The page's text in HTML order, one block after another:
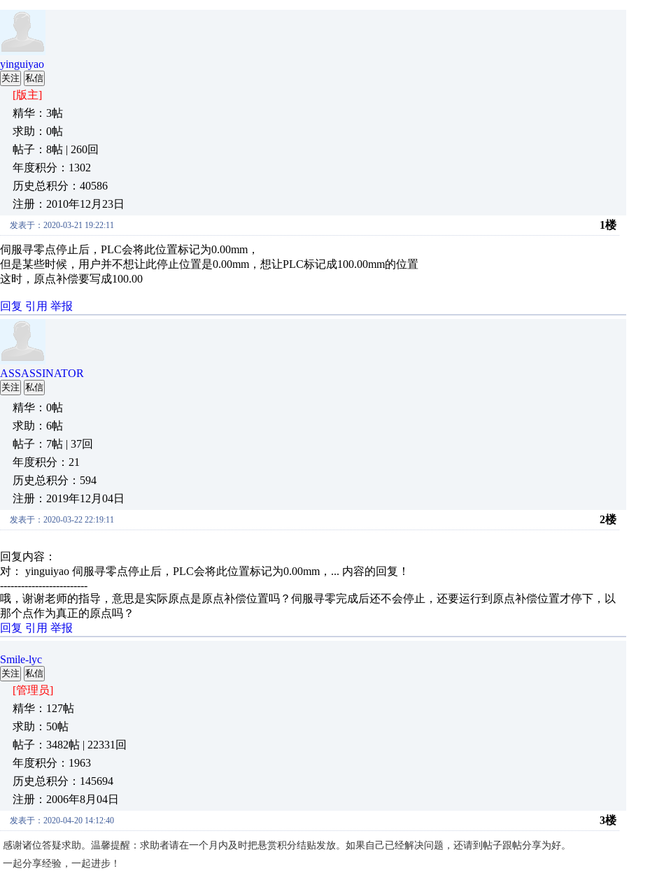
yinguiyao
关注 私信
[版主]
精华：3帖
求助：0帖
帖子：8帖 | 260回
年度积分：1302
历史总积分：40586
注册：2010年12月23日
发表于：2020-03-21 19:22:11 1楼
伺服寻零点停止后，PLC会将此位置标记为0.00mm，
但是某些时候，用户并不想让此停止位置是0.00mm，想让PLC标记成100.00mm的位置
这时，原点补偿要写成100.00
回复 引用 举报
ASSASSINATOR
关注 私信
精华：0帖
求助：6帖
帖子：7帖 | 37回
年度积分：21
历史总积分：594
注册：2019年12月04日
发表于：2020-03-22 22:19:11 2楼
回复内容：
对： yinguiyao 伺服寻零点停止后，PLC会将此位置标记为0.00mm，... 内容的回复！
-------------------------
哦，谢谢老师的指导，意思是实际原点是原点补偿位置吗？伺服寻零完成后还不会停止，还要运行到原点补偿位置才停下，以
那个点作为真正的原点吗？
回复 引用 举报
Smile-lyc
关注 私信
[管理员]
精华：127帖
求助：50帖
帖子：3482帖 | 22331回
年度积分：1963
历史总积分：145694
注册：2006年8月04日
发表于：2020-04-20 14:12:40 3楼
感谢诸位答疑求助。温馨提醒：求助者请在一个月内及时把悬赏积分结贴发放。如果自己已经解决问题，还请到帖子跟帖分享为好。
一起分享经验，一起进步！